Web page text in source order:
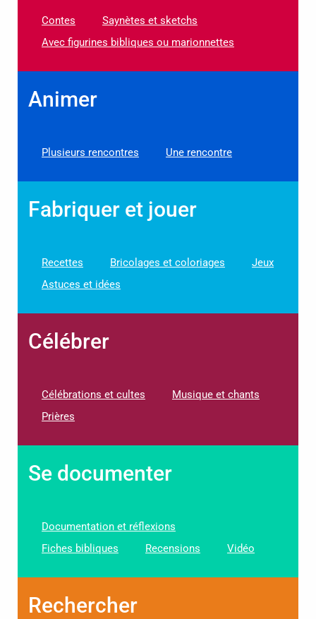
Contes
Saynètes et sketchs
Avec figurines bibliques ou marionnettes
Animer
Plusieurs rencontres Une rencontre
Fabriquer et jouer
Recettes Bricolages et coloriages
Jeux
Astuces et idées
Célébrer
Célébrations et cultes
Musique et chants
Prières
Se documenter
Documentation et réflexions
Fiches bibliques
Recensions Vidéo
Rechercher